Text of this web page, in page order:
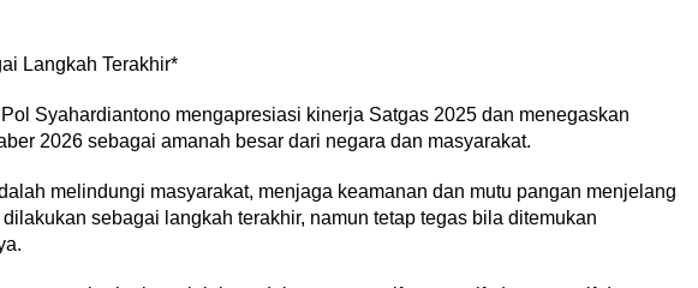
Langkah Terakhir*
Syahardiantono mengapresiasi kinerja Satgas 2025 dan menegaskan
2026 sebagai amanah besar dari negara dan masyarakat.
melindungi masyarakat, menjaga keamanan dan mutu pangan menjelang
sebagai langkah terakhir, namun tetap tegas bila ditemukan